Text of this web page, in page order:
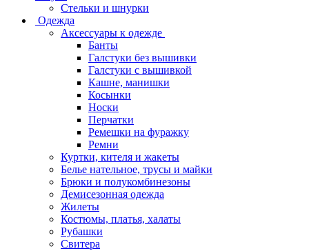
Стельки и шнурки
Одежда
Аксессуары к одежде
Банты
Галстуки без вышивки
Галстуки с вышивкой
Кашне, манишки
Косынки
Носки
Перчатки
Ремешки на фуражку
Ремни
Куртки, кителя и жакеты
Белье нательное, трусы и майки
Брюки и полукомбинезоны
Демисезонная одежда
Жилеты
Костюмы, платья, халаты
Рубашки
Свитера